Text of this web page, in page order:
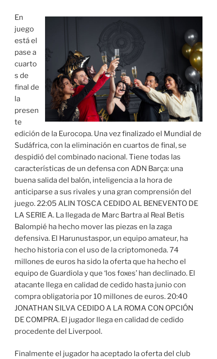
En
juego
está el
pase a
cuarto
s de
final de
la
presen
te
edición de la Eurocopa. Una vez finalizado el Mundial de
Sudáfrica, con la eliminación en cuartos de final, se
despidió del combinado nacional. Tiene todas las
características de un defensa con ADN Barça: una
buena salida del balón, inteligencia a la hora de
anticiparse a sus rivales y una gran comprensión del
juego. 22:05 ALIN TOSCA CEDIDO AL BENEVENTO DE
LA SERIE A. La llegada de Marc Bartra al Real Betis
Balompié ha hecho mover las piezas en la zaga
defensiva. El Harunustaspor, un equipo amateur, ha
hecho historia con el uso de la criptomoneda. 74
millones de euros ha sido la oferta que ha hecho el
equipo de Guardiola y que ‘los foxes’ han declinado. El
atacante llega en calidad de cedido hasta junio con
compra obligatoria por 10 millones de euros. 20:40
JONATHAN SILVA CEDIDO A LA ROMA CON OPCIÓN
DE COMPRA. El jugador llega en calidad de cedido
procedente del Liverpool.
Finalmente el jugador ha aceptado la oferta del club